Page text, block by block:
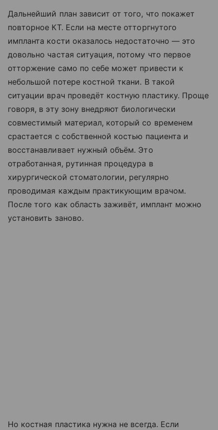
Дальнейший план зависит от того, что покажет
повторное КТ. Если на месте отторгнутого
импланта кости оказалось недостаточно — это
довольно частая ситуация, потому что первое
отторжение само по себе может привести к
небольшой потере костной ткани. В такой
ситуации врач проведёт костную пластику. Проще
говоря, в эту зону внедряют биологически
совместимый материал, который со временем
срастается с собственной костью пациента и
восстанавливает нужный объём. Это
отработанная, рутинная процедура в
хирургической стоматологии, регулярно
проводимая каждым практикующим врачом.
После того как область заживёт, имплант можно
установить заново.
Но костная пластика нужна не всегда. Если